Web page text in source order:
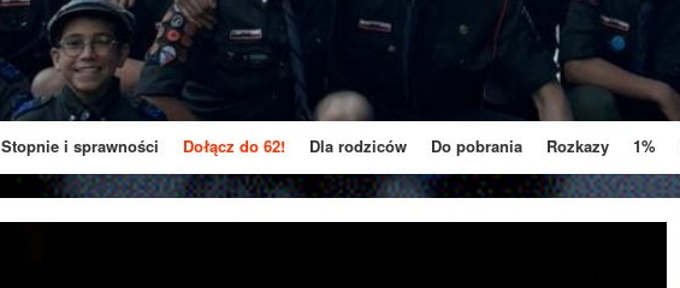
Stopnie i sprawności Dołącz do 62! Dla rodziców Do pobrania Rozkazy 1%